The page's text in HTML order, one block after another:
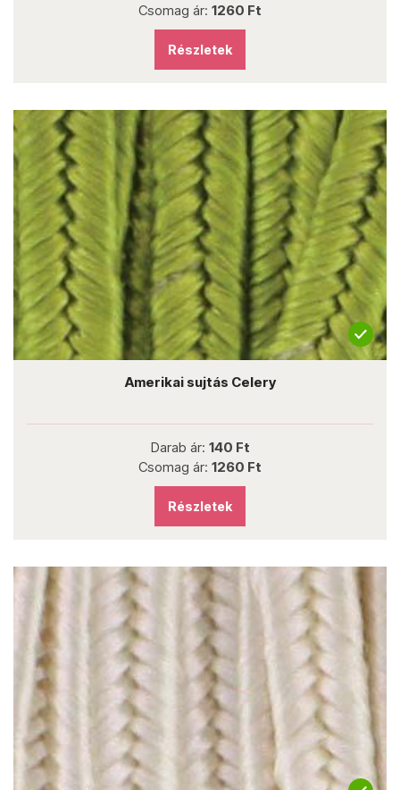
Csomag ár: 1260 Ft
Részletek
Amerikai sujtás Celery
Darab ár: 140 Ft
Csomag ár: 1260 Ft
Részletek